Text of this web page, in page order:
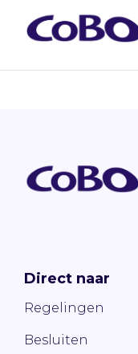
Direct naar
Regelingen
Besluiten